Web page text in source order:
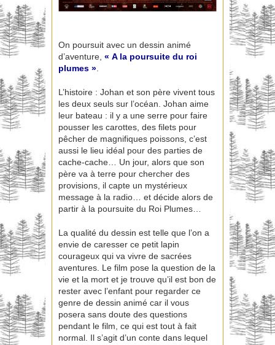
On poursuit avec un dessin animé
d’aventure, « A la poursuite du roi
plumes ».
L’histoire : Johan et son père vivent tous
les deux seuls sur l’océan. Johan aime
leur bateau : il y a une serre pour faire
pousser les carottes, des filets pour
pêcher de magnifiques poissons, c’est
aussi le lieu idéal pour des parties de
cache-cache… Un jour, alors que son
père va à terre pour chercher des
provisions, il capte un mystérieux
message à la radio… et décide alors de
partir à la poursuite du Roi Plumes…
La qualité du dessin est telle que l’on a
envie de caresser ce petit lapin
courageux qui va vivre de sacrées
aventures. Le film pose la question de la
vie et la mort et je trouve qu’il est bon de
rester avec l’enfant pour regarder ce
genre de dessin animé car il vous
posera sans doute des questions
pendant le film, ce qui est tout à fait
normal. Il s’agit d’un conte dans lequel